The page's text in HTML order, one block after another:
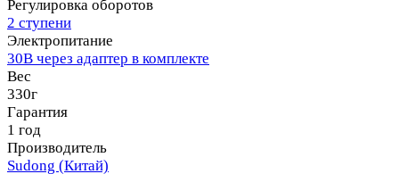
Регулировка оборотов
2 ступени
Электропитание
30В через адаптер в комплекте
Вес
330г
Гарантия
1 год
Производитель
Sudong (Китай)